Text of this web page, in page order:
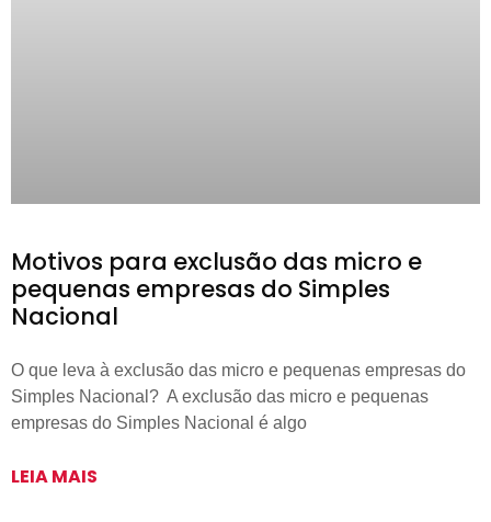
Motivos para exclusão das micro e
pequenas empresas do Simples
Nacional
O que leva à exclusão das micro e pequenas empresas do
Simples Nacional? A exclusão das micro e pequenas
empresas do Simples Nacional é algo
LEIA MAIS